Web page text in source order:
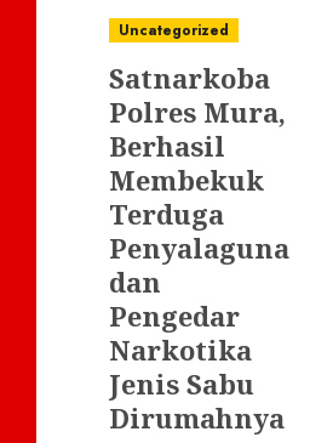
Uncategorized
Satnarkoba
Polres Mura,
Berhasil
Membekuk
Terduga
Penyalaguna
dan
Pengedar
Narkotika
Jenis Sabu
Dirumahnya